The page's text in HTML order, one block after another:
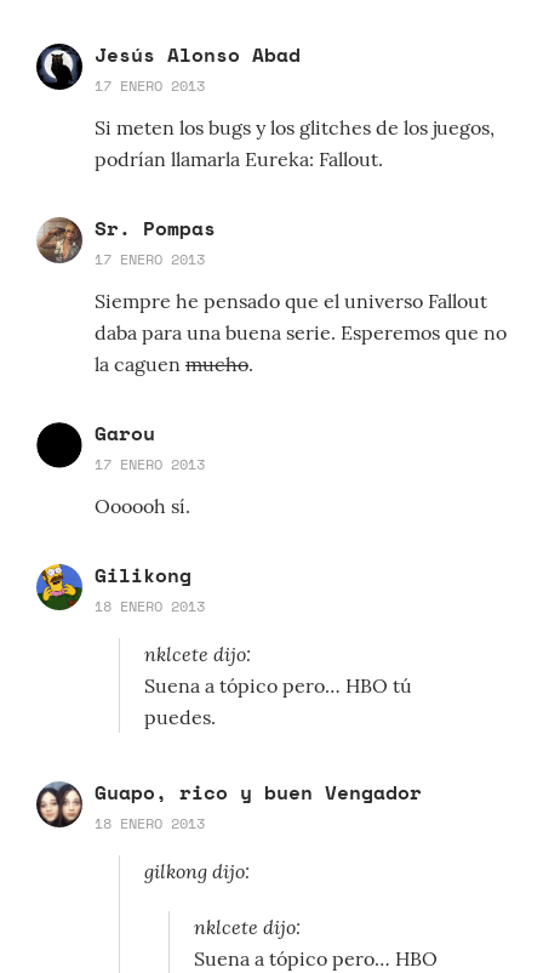
Jesús Alonso Abad
17 ENERO 2013
Si meten los bugs y los glitches de los juegos,
podrían llamarla Eureka: Fallout.
Sr. Pompas
17 ENERO 2013
Siempre he pensado que el universo Fallout
daba para una buena serie. Esperemos que no
la caguen mucho.
Garou
17 ENERO 2013
Oooooh sí.
Gilikong
18 ENERO 2013
nklcete dijo:
Suena a tópico pero… HBO tú
puedes.
Guapo, rico y buen Vengador
18 ENERO 2013
gilkong dijo:
nklcete dijo:
Suena a tópico pero… HBO